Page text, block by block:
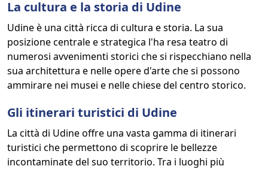
La cultura e la storia di Udine
Udine è una città ricca di cultura e storia. La sua
posizione centrale e strategica l'ha resa teatro di
numerosi avvenimenti storici che si rispecchiano nella
sua architettura e nelle opere d'arte che si possono
ammirare nei musei e nelle chiese del centro storico.
Gli itinerari turistici di Udine
La città di Udine offre una vasta gamma di itinerari
turistici che permettono di scoprire le bellezze
incontaminate del suo territorio. Tra i luoghi più